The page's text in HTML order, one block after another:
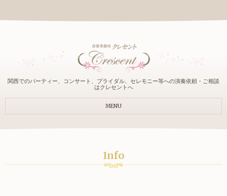
関西でのパーティー、コンサート、ブライダル、セレモニー等への演奏依頼・ご相談
はクレセントへ
MENU
Info